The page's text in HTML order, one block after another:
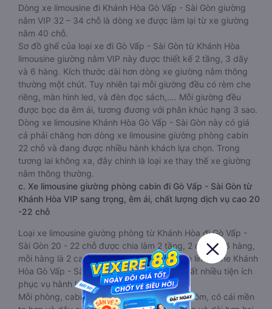
Dòng xe limousine đi Khánh Hòa Gò Vấp - Sài Gòn giường
nằm VIP 32 – 34 chỗ là dòng xe được làm lại từ xe giường
nằm 40 chỗ.
Sơ đồ ghế của loại xe đi Gò Vấp - Sài Gòn từ Khánh Hòa
limousine giường nằm VIP này được thiết kế 2 tầng, 3 dãy
và 6 hàng. Kích thước dài hơn dòng xe giường nằm thông
thường một chút. Tuy nhiên tại mỗi giường đều có rèm che
riêng, màn hình led, và đèn đọc sách,…. Mỗi giường đều
được bọc da êm ái, tương đương với phân khúc hạng 3 sao.
Dòng xe limousine Khánh Hòa Gò Vấp - Sài Gòn này có giá
cả phải chăng hơn dòng xe limousine giường phòng cabin
22 chỗ và đang được nhiều hành khách lựa chọn. Trong
tương lai không xa, đây chính là loại xe thay thế xe giường
nằm thông thường.
c. Xe limousine giường phòng cabin đi Gò Vấp - Sài Gòn từ
Khánh Hòa VIP sang trọng, êm ái, chất lượng dịch vụ cao 20
-22 chỗ
Loại xe limousine giường phòng từ Khánh Hòa đi Gò Vấp -
Sài Gòn 20 - 22 chỗ được chia làm 2 tầng, 2 dãy và 6 hàng,
mỗi hàng là 2 cabin riêng biệt. Trong mỗi xe limousine Khánh
Hòa Gò Vấp - Sài Gòn cabin được trang bị rất nhiều tiện ích
phục vụ hành khách suốt hành trình.
Mỗi phòng, cabin đều có gối nằm rời, có gối ôm, có cái mền